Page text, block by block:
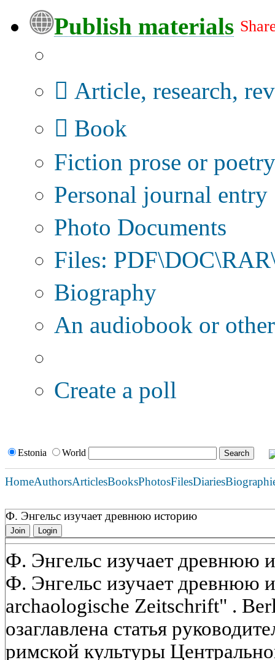
Publish materials
Article, research,
Book
Fiction prose or poetry
Personal journal entry
Photo Documents
Files:
Biography
An audiobook or
Create a poll
Estonia World
HomeAuthorsArticlesBooksPhotosFilesDiaries
Ф. Энгельс изучает древнюю историю
Join Login
Ф. Энгельс изучает древнюю
Ф. Энгельс изучает древнюю
archaologische Zeitschrift" .
озаглавлена статья
римской культуры